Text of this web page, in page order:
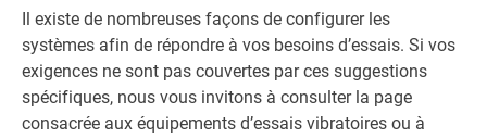
Il existe de nombreuses façons de configurer les
systèmes afin de répondre à vos besoins d’essais. Si vos
exigences ne sont pas couvertes par ces suggestions
spécifiques, nous vous invitons à consulter la page
consacrée aux équipements d’essais vibratoires ou à